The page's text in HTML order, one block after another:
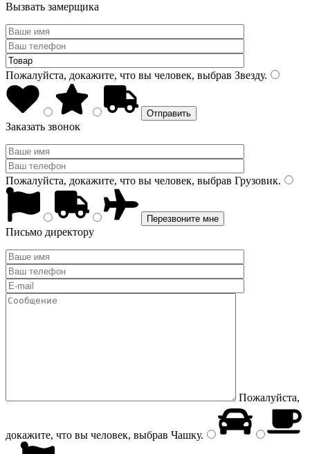
Вызвать замерщика
Пожалуйста, докажите, что вы человек, выбрав Звезду.
Заказать звонок
Пожалуйста, докажите, что вы человек, выбрав Грузовик.
Письмо директору
Пожалуйста,
докажите, что вы человек, выбрав Чашку.